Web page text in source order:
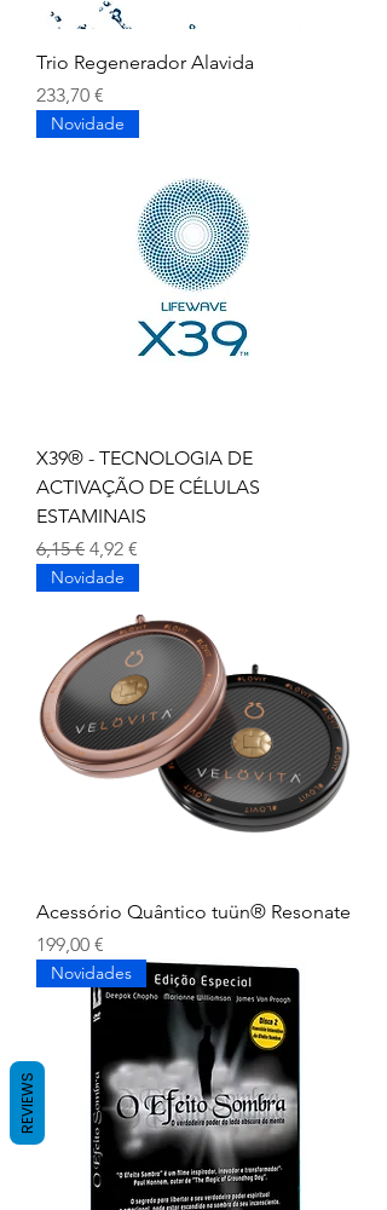
Trio Regenerador Alavida
Preço
233,70 €
Novidade
X39® - TECNOLOGIA DE
ACTIVAÇÃO DE CÉLULAS
ESTAMINAIS
Preço normal
6,15 € Preço promocional
4,92 €
Novidade
Acessório Quântico tuün® Resonate
Preço
199,00 €
Novidades
REVIEWS